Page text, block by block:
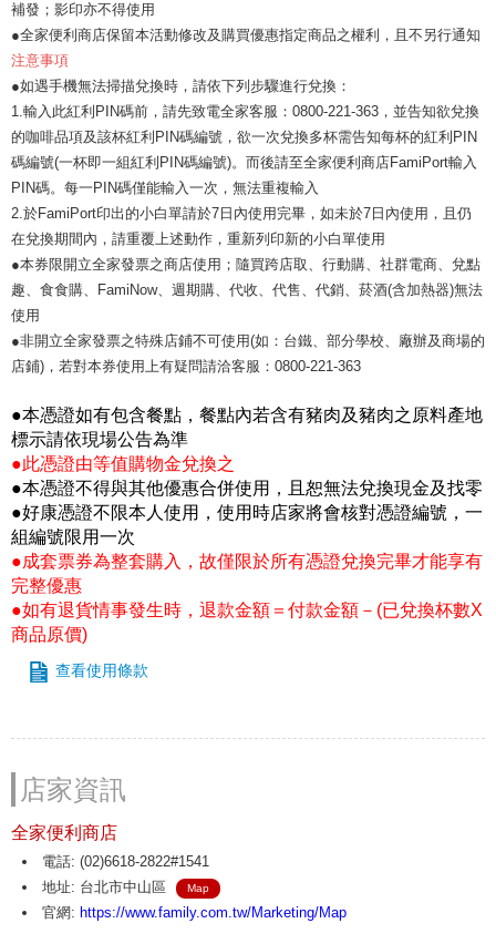
補發；影印亦不得使用
●全家便利商店保留本活動修改及購買優惠指定商品之權利，且不另行通知
注意事項
●如遇手機無法掃描兌換時，請依下列步驟進行兌換：
1.輸入此紅利PIN碼前，請先致電全家客服：0800-221-363，並告知欲兌換
的咖啡品項及該杯紅利PIN碼編號，欲一次兌換多杯需告知每杯的紅利PIN
碼編號(一杯即一組紅利PIN碼編號)。而後請至全家便利商店FamiPort輸入
PIN碼。每一PIN碼僅能輸入一次，無法重複輸入
2.於FamiPort印出的小白單請於7日內使用完畢，如未於7日內使用，且仍
在兌換期間內，請重覆上述動作，重新列印新的小白單使用
●本券限開立全家發票之商店使用；隨買跨店取、行動購、社群電商、兌點
趣、食食購、FamiNow、週期購、代收、代售、代銷、菸酒(含加熱器)無法
使用
●非開立全家發票之特殊店鋪不可使用(如：台鐵、部分學校、廠辦及商場的
店鋪)，若對本券使用上有疑問請洽客服：0800-221-363
●本憑證如有包含餐點，餐點內若含有豬肉及豬肉之原料產地
標示請依現場公告為準
●此憑證由等值購物金兌換之
●本憑證不得與其他優惠合併使用，且恕無法兌換現金及找零
●好康憑證不限本人使用，使用時店家將會核對憑證編號，一
組編號限用一次
●成套票券為整套購入，故僅限於所有憑證兌換完畢才能享有
完整優惠
●如有退貨情事發生時，退款金額＝付款金額－(已兌換杯數X
商品原價)
查看使用條款
店家資訊
全家便利商店
電話: (02)6618-2822#1541
地址: 台北市中山區
Map
官網: https://www.family.com.tw/Marketing/Map